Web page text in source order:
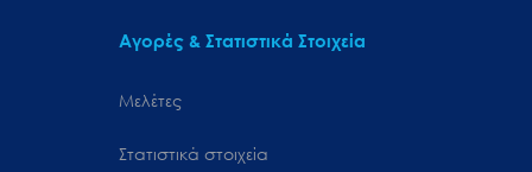
Αγορές & Στατιστικά Στοιχεία
Μελέτες
Στατιστικά στοιχεία